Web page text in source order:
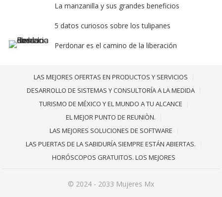
La manzanilla y sus grandes beneficios
5 datos curiosos sobre los tulipanes
Perdonar es el camino de la liberación
LAS MEJORES OFERTAS EN PRODUCTOS Y SERVICIOS
DESARROLLO DE SISTEMAS Y CONSULTORÍA A LA MEDIDA
TURISMO DE MÉXICO Y EL MUNDO A TU ALCANCE
EL MEJOR PUNTO DE REUNIÒN.
LAS MEJORES SOLUCIONES DE SOFTWARE
LAS PUERTAS DE LA SABIDURÍA SIEMPRE ESTÁN ABIERTAS.
HORÓSCOPOS GRATUITOS. LOS MEJORES
© 2024 - 2033 Mujeres Mx